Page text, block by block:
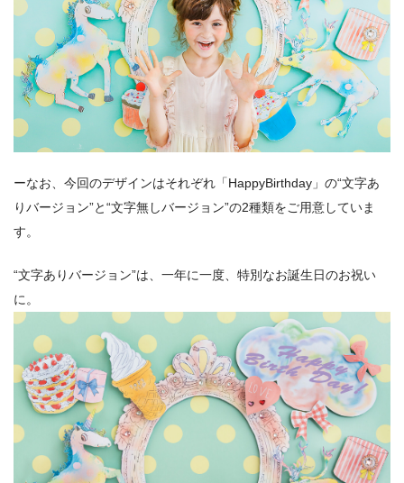
ーなお、今回のデザインはそれぞれ「HappyBirthday」の“文字あ
りバージョン”と“文字無しバージョン”の2種類をご用意していま
す。
“文字ありバージョン”は、一年に一度、特別なお誕生日のお祝い
に。